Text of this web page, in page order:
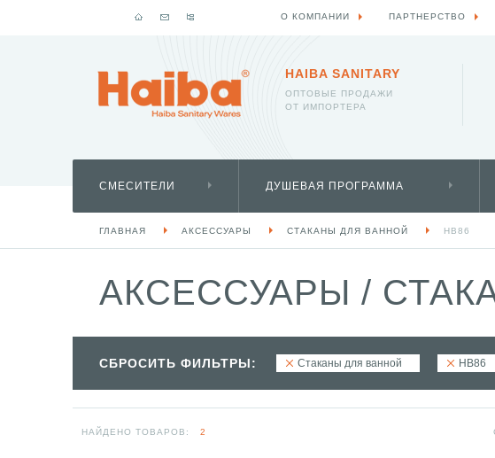
HAIBA SANITARY
ОПТОВЫЕ ПРОДАЖИ
ОТ ИМПОРТЕРА
СМЕСИТЕЛИ ДУШЕВАЯ ПРОГРАММА
ГЛАВНАЯ АКСЕССУАРЫ СТАКАНЫ ДЛЯ ВАННОЙ HB86
АКСЕССУАРЫ /
СБРОСИТЬ ФИЛЬТРЫ: Стаканы для ванной HB86
НАЙДЕНО ТОВАРОВ: 2
О КОМПАНИИ ПАРТНЕРСТВО